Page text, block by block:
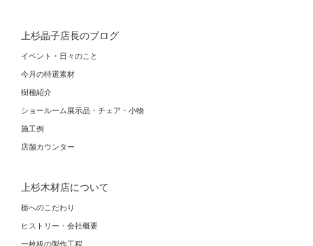
上杉晶子店長のブログ
イベント・日々のこと
今月の特選素材
樹種紹介
ショールーム展示品・チェア・小物
施工例
店舗カウンター
上杉木材店について
栃へのこだわり
ヒストリー・会社概要
一枚板の製作工程